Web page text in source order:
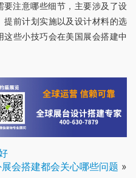
要注意哪些细节，主要涉及了设
前计划实施以及设计材料的选
些小技巧会在美国展会搭建中
会搭建都会关心哪些问题 »